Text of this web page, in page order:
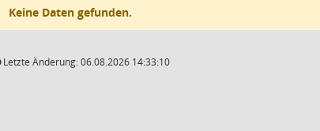
Keine Daten gefunden.
Letzte Änderung: 06.08.2026 14:33:10